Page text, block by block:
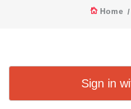
Home
Sign in